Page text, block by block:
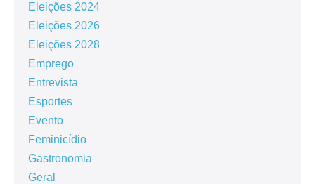
Eleições 2024
Eleições 2026
Eleições 2028
Emprego
Entrevista
Esportes
Evento
Feminicídio
Gastronomia
Geral